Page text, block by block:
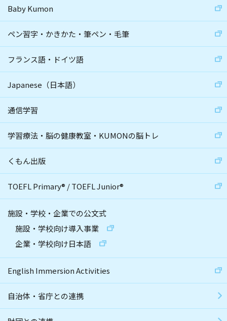
Baby Kumon
ペン習字・かきかた・筆ペン・毛筆
フランス語・ドイツ語
Japanese（日本語）
通信学習
学習療法・脳の健康教室・KUMONの脳トレ
くもん出版
TOEFL Primary® /TOEFL Junior®
施設・学校・企業での公文式
施設・学校向け導入事業
企業・学校向け日本語
English Immersion Activities
自治体・省庁との連携